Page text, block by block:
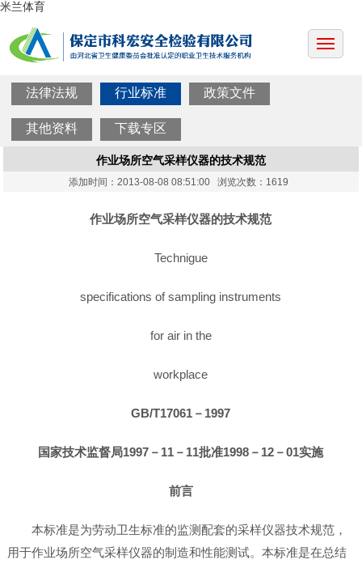
米兰体育
法律法规 行业标准 政策文件
其他资料 下载专区
作业场所空气采样仪器的技术规范
添加时间：2013-08-08 08:51:00 浏览次数：1619
作业场所空气采样仪器的技术规范
Technigue
specifications of sampling instruments
for air in the
workplace
GB/T17061－1997
国家技术监督局1997－11－11批准1998－12－01实施
前言
本标准是为劳动卫生标准的监测配套的采样仪器技术规范，
用于作业场所空气采样仪器的制造和性能测试。本标准是在总结